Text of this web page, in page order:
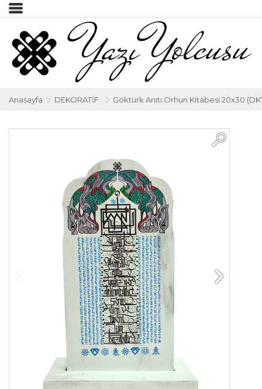
Anasayfa DEKORATİF Göktürk Anıtı Orhun Kitabesi 20x30